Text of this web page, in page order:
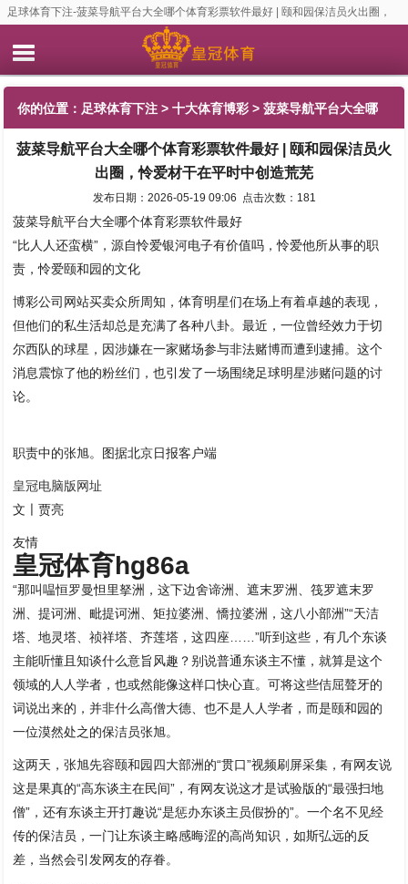
足球体育下注-菠菜导航平台大全哪个体育彩票软件最好 | 颐和园保洁员火出圈，
你的位置： 足球体育下注 >十大体育博彩 > 菠菜导航平台大全哪
个体育彩票软件最好 | 颐和园保洁员火出圈，怜爱材干在平时中创
菠菜导航平台大全哪个体育彩票软件最好 | 颐和园保洁员火
出圈，怜爱材干在平时中创造荒芜
发布日期：2026-05-19 09:06 点击次数：181
菠菜导航平台大全哪个体育彩票软件最好
“比人人还蛮横”，源自怜爱银河电子有价值吗，怜爱他所从事的职
责，怜爱颐和园的文化
博彩公司网站买卖众所周知，体育明星们在场上有着卓越的表现，
但他们的私生活却总是充满了各种八卦。最近，一位曾经效力于切
尔西队的球星，因涉嫌在一家赌场参与非法赌博而遭到逮捕。这个
消息震惊了他的粉丝们，也引发了一场围绕足球明星涉赌问题的讨
论。
职责中的张旭。图据北京日报客户端
皇冠电脑版网址
文〡贾亮
友情
皇冠体育hg86a
“那叫嗢恒罗曼怛里拏洲，这下边舍谛洲、遮末罗洲、筏罗遮末罗
洲、提诃洲、毗提诃洲、矩拉婆洲、憍拉婆洲，这八小部洲”“天洁
塔、地灵塔、祯祥塔、齐莲塔，这四座……”听到这些，有几个东谈
主能听懂且知谈什么意旨风趣？别说普通东谈主不懂，就算是这个
领域的人人学者，也或然能像这样口快心直。可将这些佶屈聱牙的
词说出来的，并非什么高僧大德、也不是人人学者，而是颐和园的
一位漠然处之的保洁员张旭。
这两天，张旭先容颐和园四大部洲的“贯口”视频刷屏采集，有网友说
这是果真的“高东谈主在民间”，有网友说这才是试验版的“最强扫地
僧”，还有东谈主开打趣说“是惩办东谈主员假扮的”。一个名不见经
传的保洁员，一门让东谈主略感晦涩的高尚知识，如斯弘远的反
差，当然会引发网友的存眷。